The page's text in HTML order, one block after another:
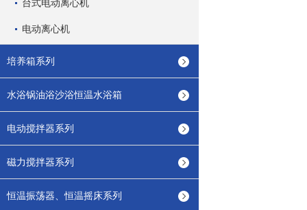
台式电动离心机
电动离心机
培养箱系列
水浴锅油浴沙浴恒温水浴箱
电动搅拌器系列
磁力搅拌器系列
恒温振荡器、恒温摇床系列